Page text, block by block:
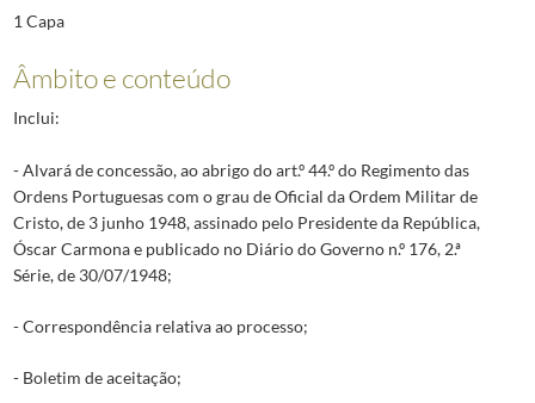
1 Capa
Âmbito e conteúdo
Inclui:
- Alvará de concessão, ao abrigo do art.º 44.º do Regimento das
Ordens Portuguesas com o grau de Oficial da Ordem Militar de
Cristo, de 3 junho 1948, assinado pelo Presidente da República,
Óscar Carmona e publicado no Diário do Governo n.º 176, 2.ª
Série, de 30/07/1948;
- Correspondência relativa ao processo;
- Boletim de aceitação;